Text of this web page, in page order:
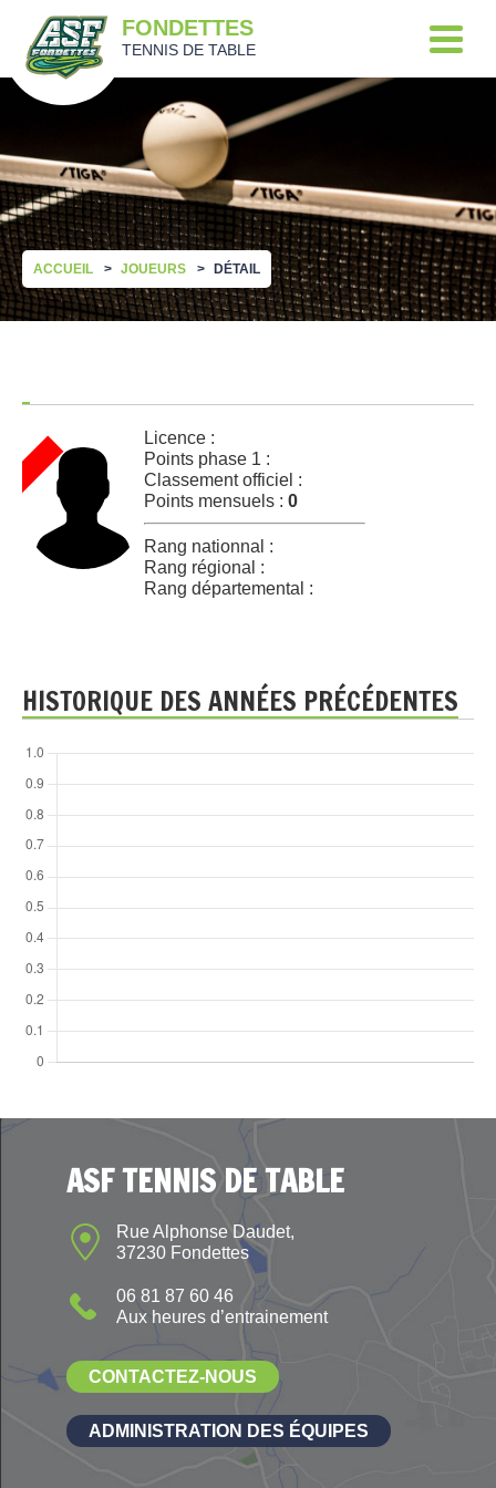
FONDETTES
TENNIS DE TABLE
ACCUEIL JOUEURS DÉTAIL
Licence :
Points phase 1 :
Classement officiel :
Points mensuels : 0
Rang nationnal :
Rang régional :
Rang départemental :
HISTORIQUE DES ANNÉES PRÉCÉDENTES
ASF TENNIS DE TABLE
Rue Alphonse Daudet,
37230 Fondettes
06 81 87 60 46
Aux heures d’entrainement
CONTACTEZ-NOUS
ADMINISTRATION DES ÉQUIPES